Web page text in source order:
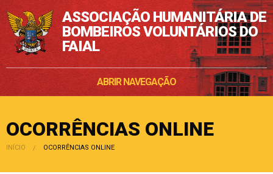
ASSOCIAÇÃO HUMANITÁRIA DE
BOMBEIROS VOLUNTÁRIOS DO
FAIAL
ABRIR NAVEGAÇÃO
OCORRÊNCIAS ONLINE
INÍCIO POSIÇÃO:
OCORRÊNCIAS ONLINE